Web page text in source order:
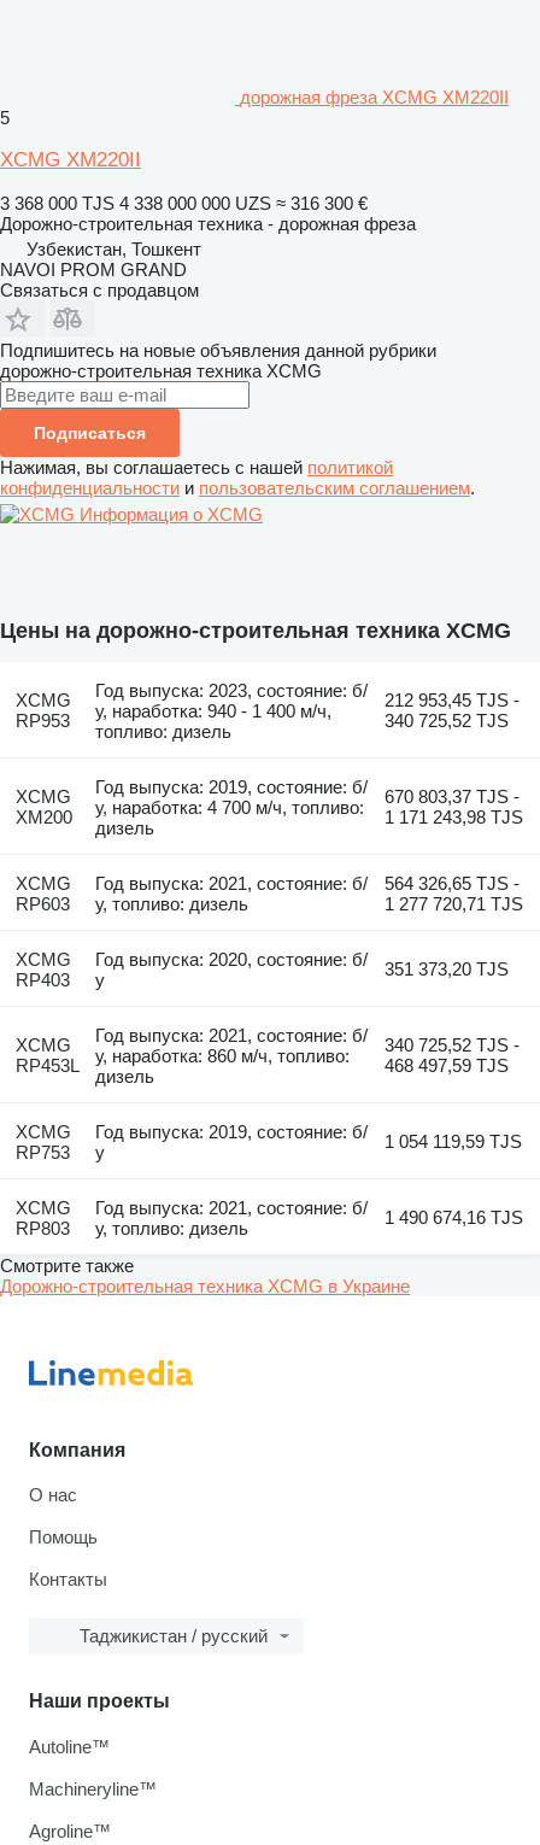
дорожная фреза XCMG XM220II
5
XCMG XM220II
3 368 000 TJS 4 338 000 000 UZS ≈ 316 300 €
Дорожно-строительная техника - дорожная фреза
Узбекистан, Тошкент
NAVOI PROM GRAND
Связаться с продавцом
Подпишитесь на новые объявления данной рубрики
дорожно-строительная техника XCMG
Подписаться
Нажимая, вы соглашаетесь с нашей политикой
конфиденциальности и пользовательским соглашением.
Информация о XCMG
Цены на дорожно-строительная техника XCMG
XCMG
RP953
Год выпуска: 2023, состояние: б/
у, наработка: 940 - 1 400 м/ч,
топливо: дизель
212 953,45 TJS -
340 725,52 TJS
XCMG
XM200
Год выпуска: 2019, состояние: б/
у, наработка: 4 700 м/ч, топливо:
дизель
670 803,37 TJS -
1 171 243,98 TJS
XCMG
RP603
Год выпуска: 2021, состояние: б/
у, топливо: дизель
564 326,65 TJS -
1 277 720,71 TJS
XCMG
RP403
Год выпуска: 2020, состояние: б/
у
351 373,20 TJS
XCMG
RP453L
Год выпуска: 2021, состояние: б/
у, наработка: 860 м/ч, топливо:
дизель
340 725,52 TJS -
468 497,59 TJS
XCMG
RP753
Год выпуска: 2019, состояние: б/
у
1 054 119,59 TJS
XCMG
RP803
Год выпуска: 2021, состояние: б/
у, топливо: дизель
1 490 674,16 TJS
Смотрите также
Дорожно-строительная техника XCMG в Украине
Компания
О нас
Помощь
Контакты
Таджикистан / русский
Наши проекты
Autoline™
Machineryline™
Agroline™